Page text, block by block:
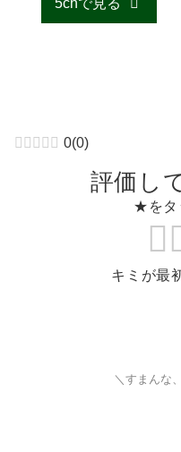
5chで見る
0(0)
評価し
★をタ
キミが最
＼すまんな